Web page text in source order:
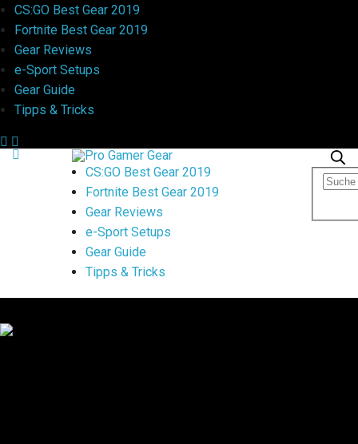
CS:GO Best Gear 2019
Fortnite Best Gear 2019
Gear Reviews
e-Sport Setups
Gear Guide
Tipps & Tricks
CS:GO Best Gear 2019
Fortnite Best Gear 2019
Gear Reviews
e-Sport Setups
Gear Guide
Tipps & Tricks